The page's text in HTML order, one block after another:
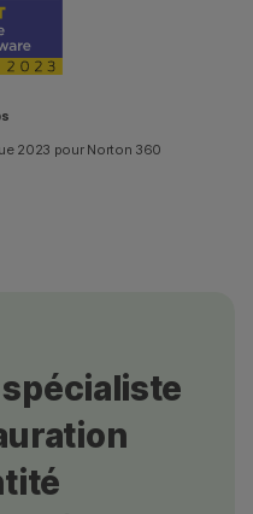
2023 pour Norton 360